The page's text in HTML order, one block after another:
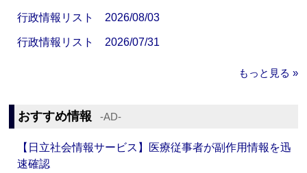
行政情報リスト 2026/08/03
行政情報リスト 2026/07/31
もっと見る »
おすすめ情報 ‐AD‐
【日立社会情報サービス】医療従事者が副作用情報を迅
速確認